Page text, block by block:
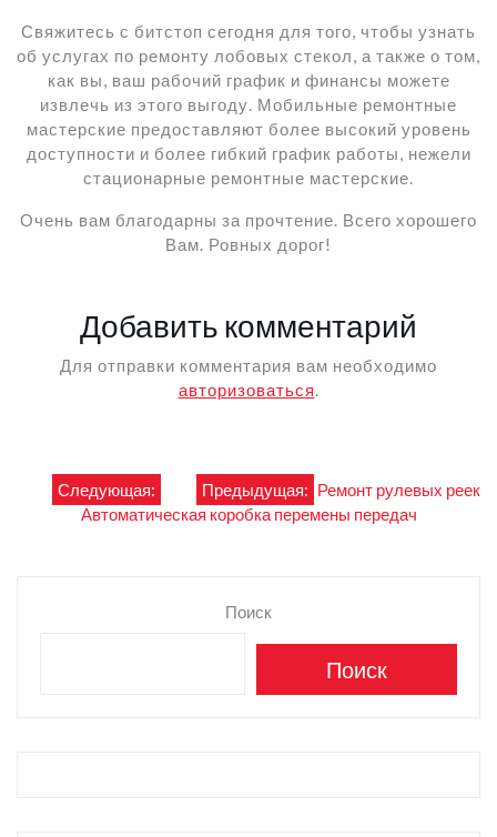
Свяжитесь с битстоп сегодня для того, чтобы узнать
об услугах по ремонту лобовых стекол, а также о том,
как вы, ваш рабочий график и финансы можете
извлечь из этого выгоду. Мобильные ремонтные
мастерские предоставляют более высокий уровень
доступности и более гибкий график работы, нежели
стационарные ремонтные мастерские.
Очень вам благодарны за прочтение. Всего хорошего
Вам. Ровных дорог!
Добавить комментарий
Для отправки комментария вам необходимо
авторизоваться.
Навигация
Предыдущая: Ремонт рулевых реек
Следующая:
Автоматическая коробка перемены передач
Поиск
Поиск